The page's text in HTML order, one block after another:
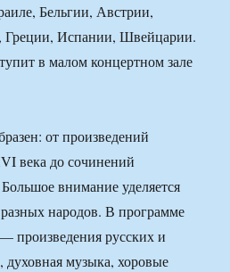
Бельгии, Австрии,
Греции, Испании, Швейцарии.
в малом концертном зале
от произведений
века до сочинений
внимание уделяется
народов. В программе
произведения русских и
духовная музыка, хоровые